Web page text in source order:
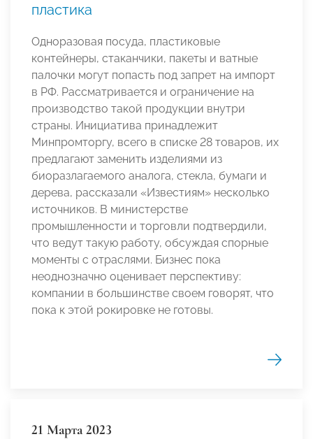
пластика
Одноразовая посуда, пластиковые
контейнеры, стаканчики, пакеты и ватные
палочки могут попасть под запрет на импорт
в РФ. Рассматривается и ограничение на
производство такой продукции внутри
страны. Инициатива принадлежит
Минпромторгу, всего в списке 28 товаров, их
предлагают заменить изделиями из
биоразлагаемого аналога, стекла, бумаги и
дерева, рассказали «Известиям» несколько
источников. В министерстве
промышленности и торговли подтвердили,
что ведут такую работу, обсуждая спорные
моменты с отраслями. Бизнес пока
неоднозначно оценивает перспективу:
компании в большинстве своем говорят, что
пока к этой рокировке не готовы.
21 Марта 2023